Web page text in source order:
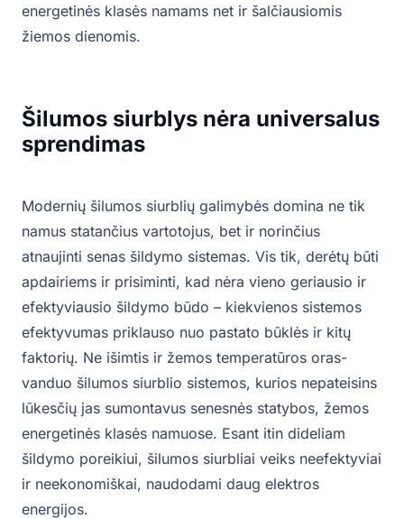
energetinės klasės namams net ir šalčiausiomis
žiemos dienomis.
Šilumos siurblys nėra universalus
sprendimas
Modernių šilumos siurblių galimybės domina ne tik
namus statančius vartotojus, bet ir norinčius
atnaujinti senas šildymo sistemas. Vis tik, derėtų būti
apdairiems ir prisiminti, kad nėra vieno geriausio ir
efektyviausio šildymo būdo – kiekvienos sistemos
efektyvumas priklauso nuo pastato būklės ir kitų
faktorių. Ne išimtis ir žemos temperatūros oras-
vanduo šilumos siurblio sistemos, kurios nepateisins
lūkesčių jas sumontavus senesnės statybos, žemos
energetinės klasės namuose. Esant itin dideliam
šildymo poreikiui, šilumos siurbliai veiks neefektyviai
ir neekonomiškai, naudodami daug elektros
energijos.